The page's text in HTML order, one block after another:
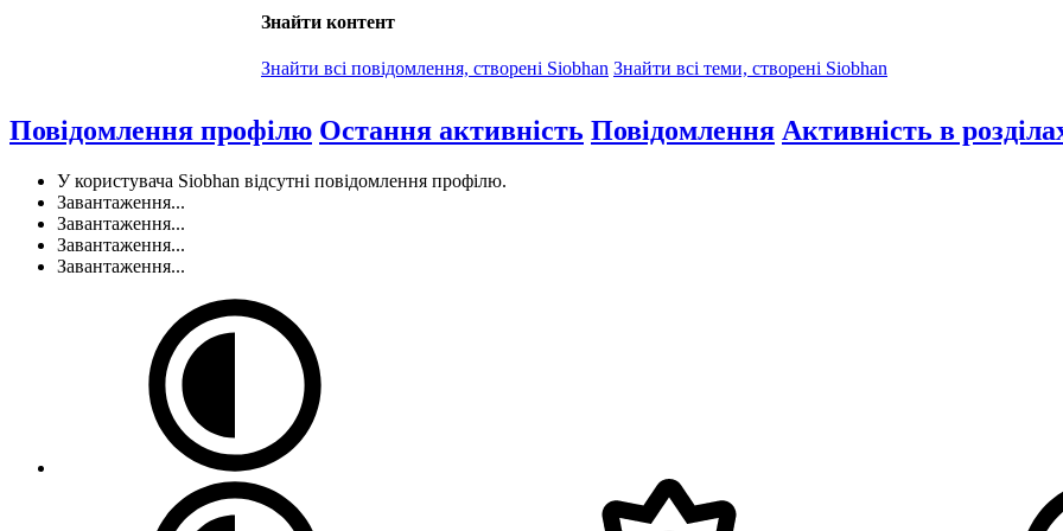
Знайти контент
Знайти всі повідомлення, створені Siobhan Знайти всі теми, створені Siobhan
Повідомлення профілю Остання активність Повідомлення Активність в
У користувача Siobhan відсутні повідомлення профілю.
Завантаження...
Завантаження...
Завантаження...
Завантаження...